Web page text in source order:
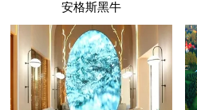
安格斯黑牛